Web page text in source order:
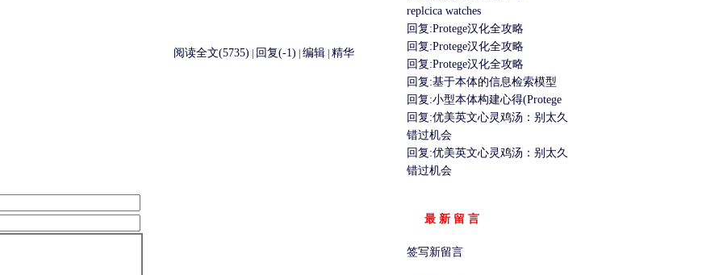
阅读全文(5735) 回复(-1) 编辑 精华
replcica watches
回复:Protege汉化全攻略
回复:Protege汉化全攻略
回复:Protege汉化全攻略
回复:基于本体的信息检索模型
回复:小型本体构建心得(Protege
回复:优美英文心灵鸡汤：别太久
错过机会
回复:优美英文心灵鸡汤：别太久
错过机会
最 新 留 言
签写新留言